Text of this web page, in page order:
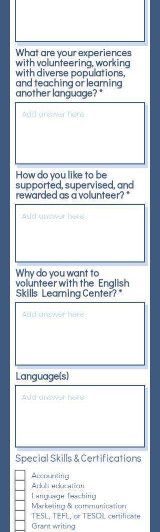
What are your experiences
with volunteering, working
with diverse populations,
and teaching or learning
another language?
How do you like to be
supported, supervised, and
rewarded as a volunteer?
Why do you want to
volunteer with the English
Skills Learning Center?
Language(s)
Special Skills & Certifications
Accounting
Adult education
Language Teaching
Marketing & communication
TESL, TEFL, or TESOL certificate
Grant writing